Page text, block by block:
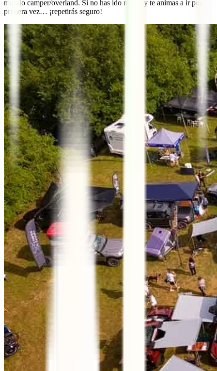
mundo camper/overland. Si no has ido nunca y te animas a ir por
primera vez… ¡repetirás seguro!